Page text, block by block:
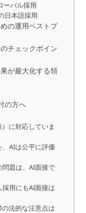
ーバル採用
日本語採用
の運用ベストプ
チェックポイン
が最大化する領
の方へ
に対応していま
AIは公平に評価
問題は、AI面接で
用にもAI面接は
法的な注意点は